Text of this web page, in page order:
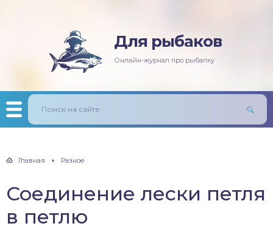
Для рыбаков
Онлайн-журнал про рыбалку
Главная Разное
Соединение лески петля
в петлю
рыбалка
рыбалкаснасть
и донки
билет